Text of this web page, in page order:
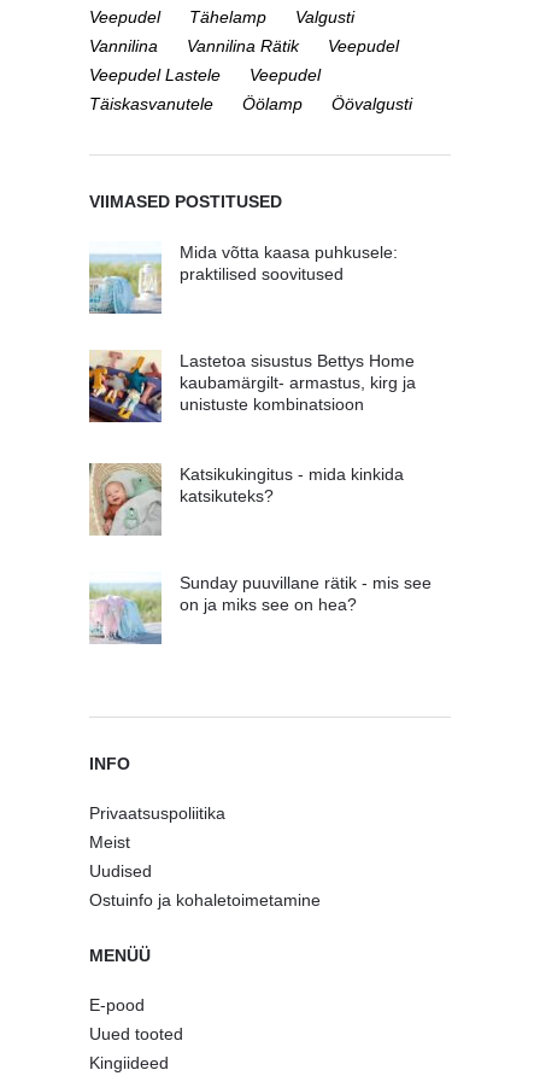
Veepudel
Tähelamp
Valgusti
Vannilina
Vannilina Rätik
Veepudel
Veepudel Lastele
Veepudel
Täiskasvanutele
Öölamp Öövalgusti
VIIMASED POSTITUSED
Mida võtta kaasa puhkusele:
praktilised soovitused
Lastetoa sisustus Bettys Home
kaubamärgilt- armastus, kirg ja
unistuste kombinatsioon
Katsikukingitus - mida kinkida
katsikuteks?
Sunday puuvillane rätik - mis see
on ja miks see on hea?
INFO
Privaatsuspoliitika
Meist
Uudised
Ostuinfo ja kohaletoimetamine
MENÜÜ
E-pood
Uued tooted
Kingiideed